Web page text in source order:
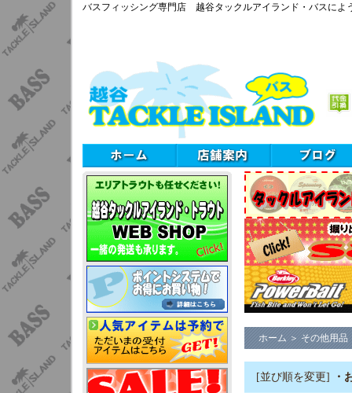
バスフィッシング専門店 越谷タックルアイランド・バスによ
ホーム ＞ その他用品
[並び順を変更] ・